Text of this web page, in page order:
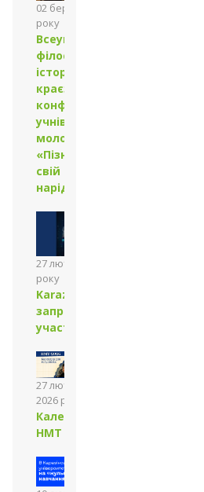
02 березня 2026
року
Всеукраїнська
філософська
історико-
краєзнавча
конференція
учнівської
молоді
«Пізнай себе,
свій рід, свій
нарід».
27 лютого 2026
року
Karazin.Robotics:
запрошуємо до
участі
27 лютого
2026 року
Календар
НМТ